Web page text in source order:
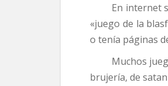
En internet se
«juego de la
o tenía páginas
Muchos
brujería, de